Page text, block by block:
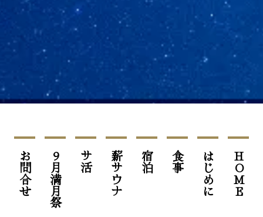
お問合せ 9月満月祭 サ活 薪サウナ 宿泊 食事 はじめに HOME